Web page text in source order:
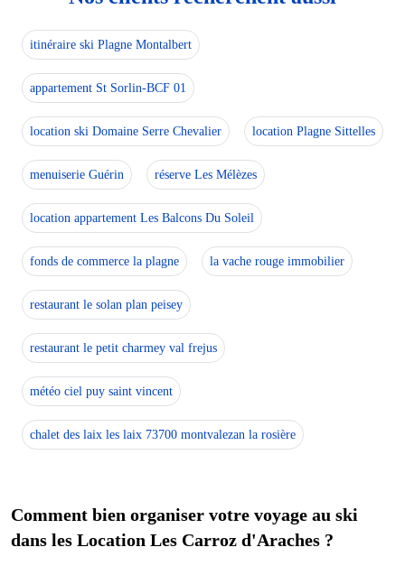
itinéraire ski Plagne Montalbert
appartement St Sorlin-BCF 01
location ski Domaine Serre Chevalier location Plagne Sittelles
menuiserie Guérin réserve Les Mélèzes
location appartement Les Balcons Du Soleil
fonds de commerce la plagne la vache rouge immobilier
restaurant le solan plan peisey
restaurant le petit charmey val frejus
météo ciel puy saint vincent
chalet des laix les laix 73700 montvalezan la rosière
Comment bien organiser votre voyage au ski
dans les Location Les Carroz d'Araches ?